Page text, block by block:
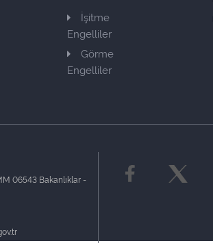
İşitme
Engelliler
Görme
Engelliler
06543 Bakanlıklar -